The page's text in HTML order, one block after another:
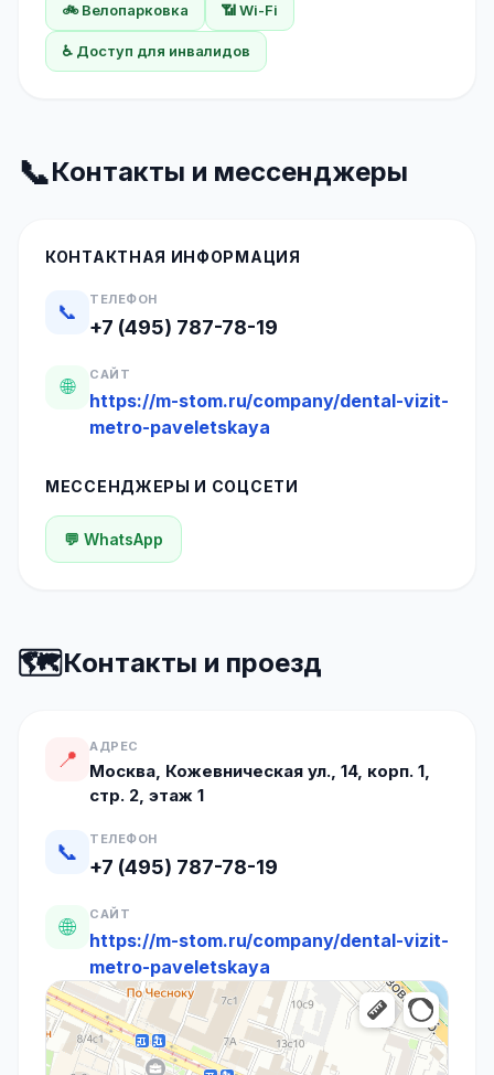
🚲 Велопарковка 📶 Wi-Fi
♿ Доступ для инвалидов
📞Контакты и мессенджеры
КОНТАКТНАЯ ИНФОРМАЦИЯ
📞
ТЕЛЕФОН
+7 (495) 787-78-19
🌐
САЙТ
https://m-stom.ru/company/dental-vizit-
metro-paveletskaya
МЕССЕНДЖЕРЫ И СОЦСЕТИ
💬 WhatsApp
🗺️Контакты и проезд
📍 АДРЕС
Москва, Кожевническая ул., 14, корп. 1,
стр. 2, этаж 1
📞 ТЕЛЕФОН
+7 (495) 787-78-19
🌐 САЙТ
https://m-stom.ru/company/dental-vizit-
metro-paveletskaya